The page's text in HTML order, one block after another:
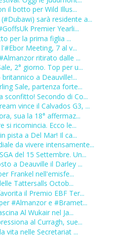
il botto per Wild Illus...
sarà residente a...
Premier Yearli...
per la prima figlia ...
Meeting, 7 al v...
ritirato dalle ...
2° giorno. Top per u...
a Deauville!...
Sale, partenza forte...
sconfitto! Secondo di Co...
vince il Calvados G3, ...
sua la 18° affermaz...
si ricomincia. Ecco le...
pista a Del Mar! Il ca...
da vivere intensamente...
del 15 Settembre. Un...
a Deauville il Darley ...
Frankel nell'emisfe...
Tattersalls Octob...
il Premio EBF Ter...
#Almanzor e #Bramet...
Al Wukair nel Ja...
al Curragh, sue...
vita nelle Secretariat ...